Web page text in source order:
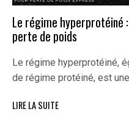
Le régime hyperprotéiné
perte de poids
Le régime hyperprotéiné,
de régime protéiné, est
LIRE LA SUITE